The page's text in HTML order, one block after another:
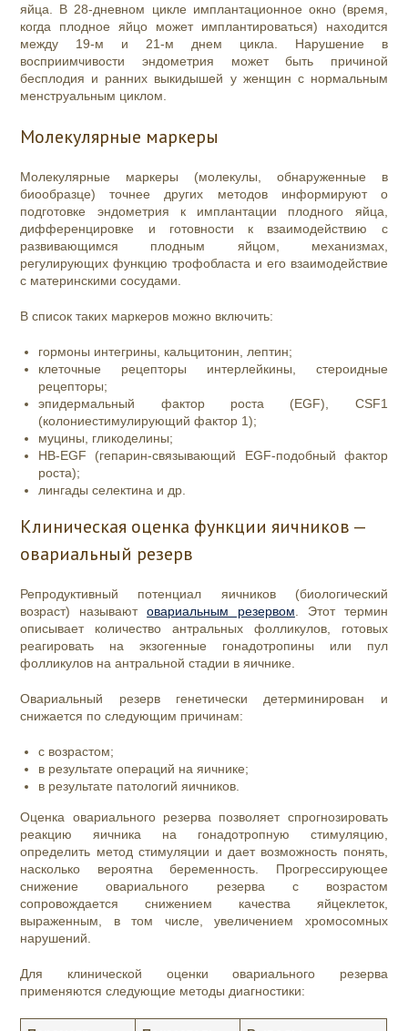
яйца. В 28-дневном цикле имплантационное окно (время,
когда плодное яйцо может имплантироваться) находится
между 19-м и 21-м днем цикла. Нарушение в
восприимчивости эндометрия может быть причиной
бесплодия и ранних выкидышей у женщин с нормальным
менструальным циклом.
Молекулярные маркеры
Молекулярные маркеры (молекулы, обнаруженные в
биообразце) точнее других методов информируют о
подготовке эндометрия к имплантации плодного яйца,
дифференцировке и готовности к взаимодействию с
развивающимся плодным яйцом, механизмах,
регулирующих функцию трофобласта и его взаимодействие
с материнскими сосудами.
В список таких маркеров можно включить:
гормоны интегрины, кальцитонин, лептин;
клеточные рецепторы интерлейкины, стероидные
рецепторы;
эпидермальный фактор роста (EGF), CSF1
(колониестимулирующий фактор 1);
муцины, гликоделины;
HB-EGF (гепарин-связывающий EGF-подобный фактор
роста);
лингады селектина и др.
Клиническая оценка функции яичников —
овариальный резерв
Репродуктивный потенциал яичников (биологический
возраст) называютовариальным резервом . Этот термин
описывает количество антральных фолликулов, готовых
реагировать на экзогенные гонадотропины или пул
фолликулов на антральной стадии в яичнике.
Овариальный резерв генетически детерминирован и
снижается по следующим причинам:
с возрастом;
в результате операций на яичнике;
в результате патологий яичников.
Оценка овариального резерва позволяет спрогнозировать
реакцию яичника на гонадотропную стимуляцию,
определить метод стимуляции и дает возможность понять,
насколько вероятна беременность. Прогрессирующее
снижение овариального резерва с возрастом
сопровождается снижением качества яйцеклеток,
выраженным, в том числе, увеличением хромосомных
нарушений.
Для клинической оценки овариального резерва
применяются следующие методы диагностики: